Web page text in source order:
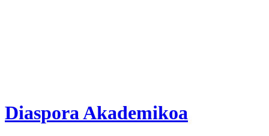
Diaspora Akademikoa